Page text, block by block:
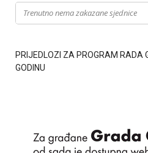
Trenutno nema zakazane sjednice
PRIJEDLOZI ZA PROGRAM RADA
GODINU